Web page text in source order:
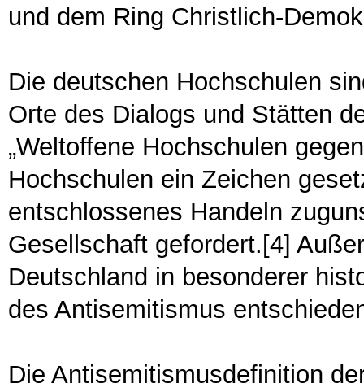
und dem Ring Christlich-
Die deutschen Hochschulen
Orte des Dialogs und Stätten
„Weltoffene Hochschulen
Hochschulen ein Zeichen
entschlossenes Handeln
Gesellschaft gefordert.[4]
Deutschland in besonderer
des Antisemitismus
Die Antisemitismusdefinition